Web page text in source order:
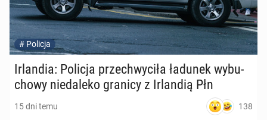
# Policja
Ir­lan­dia: Policja prze­chwy­ci­ła ładunek wy­bu­
cho­wy nie­da­le­ko granicy z Ir­lan­dią Płn
15 dni temu 138